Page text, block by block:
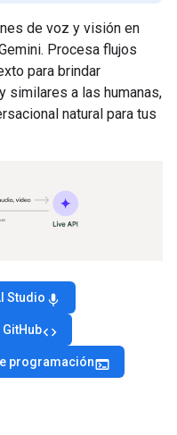
de voz y visión en
Procesa flujos
para brindar
similares a las humanas,
natural para tus
Studio mic
code
programaciónterminal